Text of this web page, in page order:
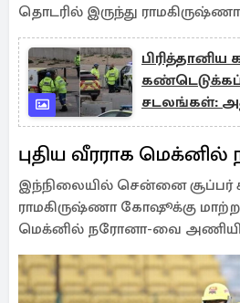
தொடரில் இருந்து
சடலங்கள்:
புதிய வீரராக
இந்நிலையில் சென்னை சூப்பர்
ராமகிருஷ்ணா கோஷூக்கு
மெக்னில் நரோனா-வை